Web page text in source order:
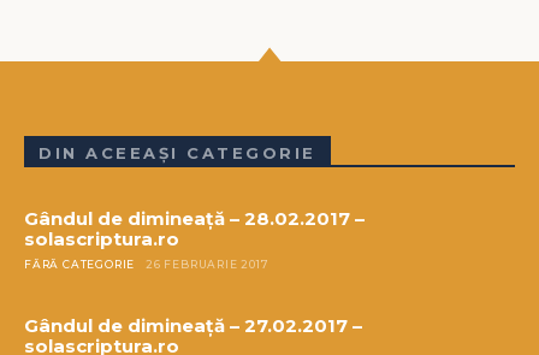
DIN ACEEAȘI CATEGORIE
Gândul de dimineață – 28.02.2017 –
solascriptura.ro
FĂRĂ CATEGORIE 26 FEBRUARIE 2017
Gândul de dimineață – 27.02.2017 –
solascriptura.ro